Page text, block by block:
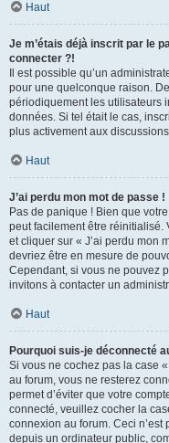
Haut
Je m’étais déjà inscrit par le
connecter ?!
Il est possible qu’un
pour une quelconque raison.
périodiquement les utilisateurs
données. Si tel était le cas,
plus activement aux
Haut
J’ai perdu mon mot de passe !
Pas de panique ! Bien que
peut facilement être réinitialisé.
et cliquer sur « J’ai perdu mon
devriez être en mesure de
Cependant, si vous ne pouvez
invitons à contacter un
Haut
Pourquoi suis-je déconnecté
Si vous ne cochez pas la case
au forum, vous ne resterez
permet d’éviter que votre
connecté, veuillez cocher la
connexion au forum. Ceci
depuis un ordinateur public,